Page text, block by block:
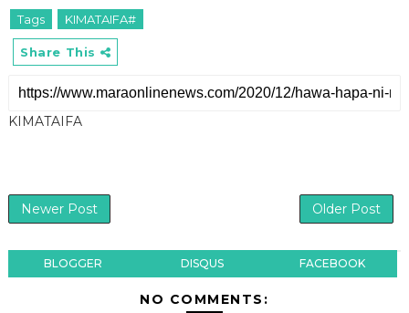
Tags KIMATAIFA#
Share This
KIMATAIFA
Newer Post Older Post
BLOGGER DISQUS FACEBOOK
NO COMMENTS: